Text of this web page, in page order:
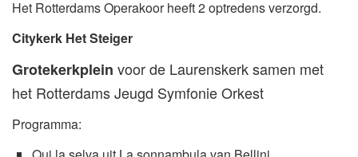
Het Rotterdams Operakoor heeft 2 optredens verzorgd.
Citykerk Het Steiger
Grotekerkplein voor de Laurenskerk samen met
het Rotterdams Jeugd Symfonie Orkest
Programma: